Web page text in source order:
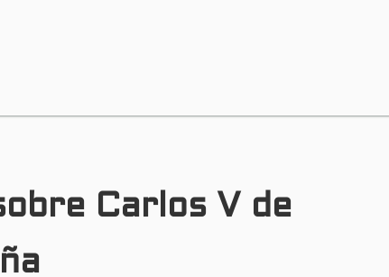
Carlos V de